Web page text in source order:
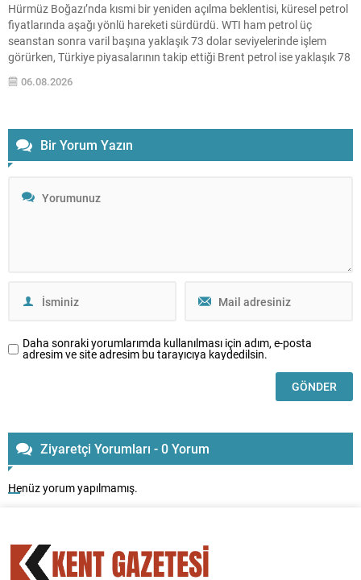
Hürmüz Boğazı’nda kısmi bir yeniden açılma beklentisi, küresel petrol
fiyatlarında aşağı yönlü hareketi sürdürdü. WTI ham petrol üç
seanstan sonra varil başına yaklaşık 73 dolar seviyelerinde işlem
görürken, Türkiye piyasalarının takip ettiği Brent petrol ise yaklaşık 78
dolar civarındaydı. İran ile Umman arasında varılan ve Hürmüz
üzerinden alternatif bir nakliye...
06.08.2026
Bir Yorum Yazın
Daha sonraki yorumlarımda kullanılması için adım, e-posta
adresim ve site adresim bu tarayıcıya kaydedilsin.
Ziyaretçi Yorumları - 0 Yorum
Henüz yorum yapılmamış.